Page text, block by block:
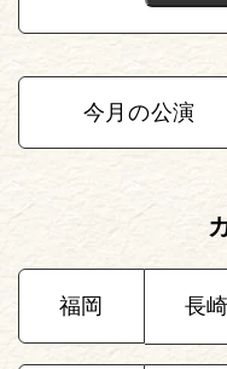
今月の公演
福岡 長崎